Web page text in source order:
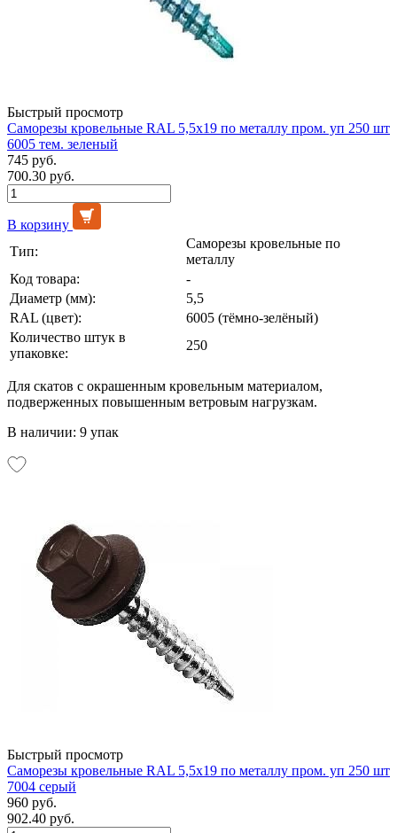
Быстрый просмотр
Саморезы кровельные RAL 5,5х19 по металлу пром. уп 250 шт
6005 тем. зеленый
745 руб.
700.30 руб.
В корзину
Тип:
Саморезы кровельные по
металлу
Код товара:
-
Диаметр (мм):
5,5
RAL (цвет):
6005 (тёмно-зелёный)
Количество штук в
упаковке:
250
Для скатов с окрашенным кровельным материалом,
подверженных повышенным ветровым нагрузкам.
В наличии: 9 упак
Быстрый просмотр
Саморезы кровельные RAL 5,5х19 по металлу пром. уп 250 шт
7004 серый
960 руб.
902.40 руб.